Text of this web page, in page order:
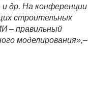
и др. На конференции
строительных
– правильный
моделирования»,–